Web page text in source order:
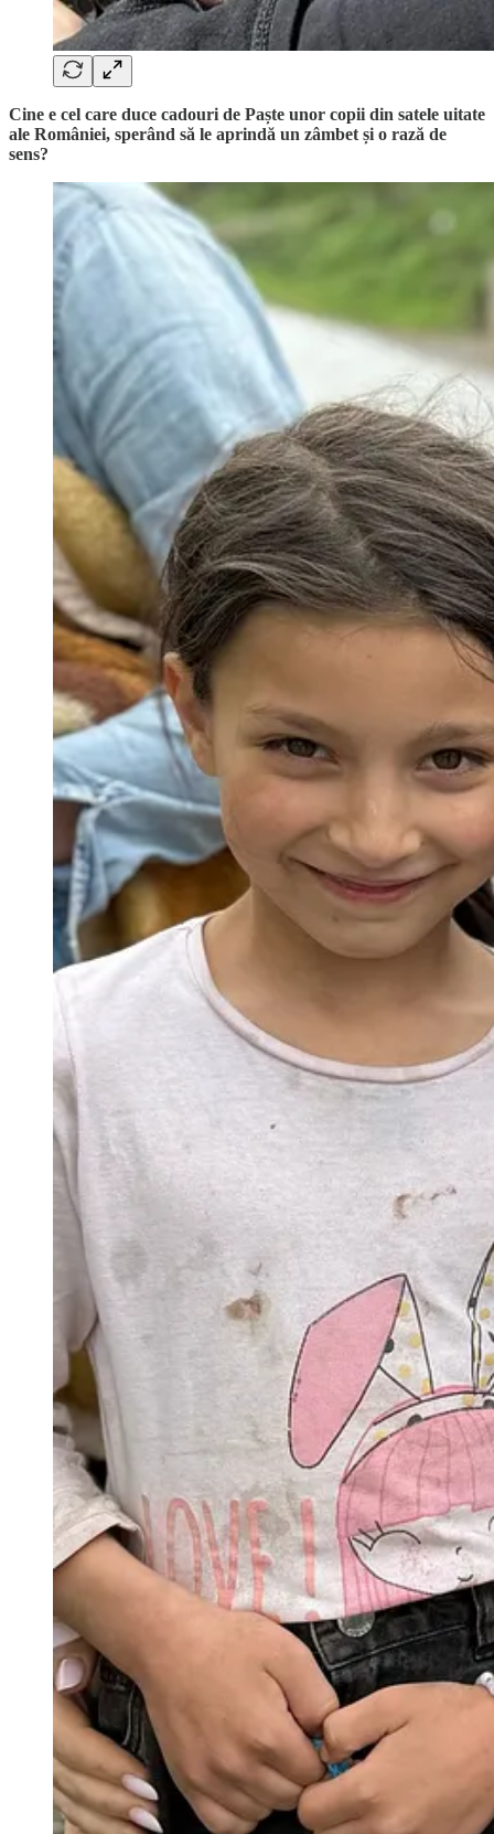
Cine e cel care duce cadouri de Paște unor copii din satele uitate
ale României, sperând să le aprindă un zâmbet și o rază de
sens?